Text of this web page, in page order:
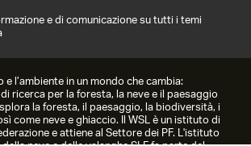
e di comunicazione su tutti i temi
e l’ambiente in un mondo che cambia:
ricerca per la foresta, la neve e il paesaggio
la foresta, il paesaggio, la biodiversità, i
come neve e ghiaccio. Il WSL è un istituto di
e attiene al Settore dei PF. L'istituto